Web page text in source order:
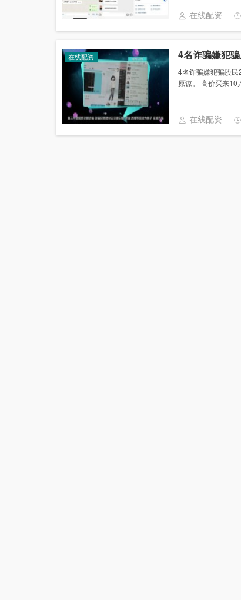
在线配资
在线配资 4名诈骗嫌犯
4名诈骗嫌犯骗股
原谅。 高价买来
在线配资